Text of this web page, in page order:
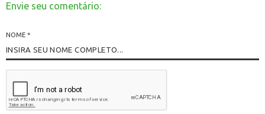
Envie seu comentário:
NOME *